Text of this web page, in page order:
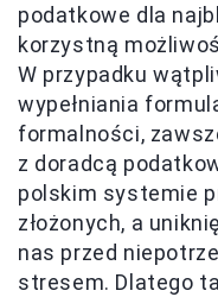
podatkowe dla
korzystną
W przypadku
wypełniania
formalności,
z doradcą
polskim systemie
złożonych, a
nas przed
stresem. Dlatego